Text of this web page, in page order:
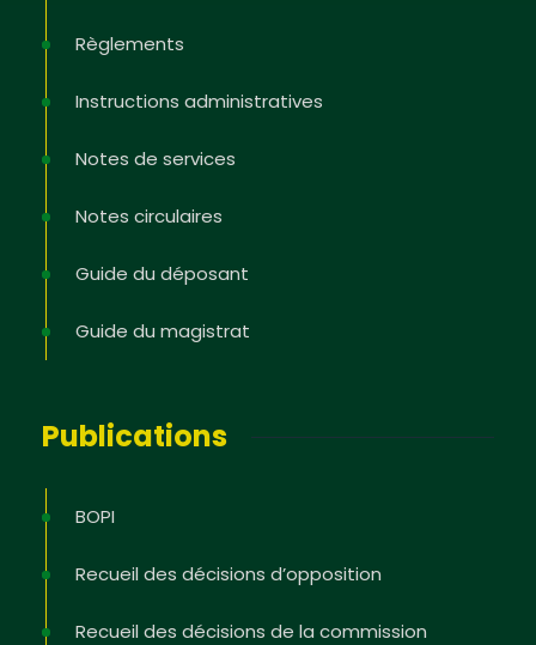
Règlements
Instructions administratives
Notes de services
Notes circulaires
Guide du déposant
Guide du magistrat
Publications
BOPI
Recueil des décisions d’opposition
Recueil des décisions de la commission